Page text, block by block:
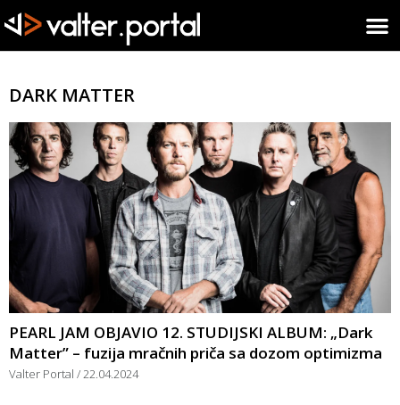
DARK MATTER
PEARL JAM OBJAVIO 12. STUDIJSKI ALBUM: „Dark
Matter” – fuzija mračnih priča sa dozom optimizma
Valter Portal 22.04.2024